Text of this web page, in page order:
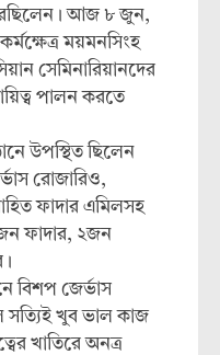
আজ ৮ জুন,
ময়মনসিংহ
সেমিনারিয়ানদের
পালন করতে
উপস্থিত ছিলেন
রোজারিও,
ফাদার এমিলসহ
জন ফাদার, ২জন
বিশপ জের্ভাস
সত্যিই খুব ভাল কাজ
খাতিরে অনত্র